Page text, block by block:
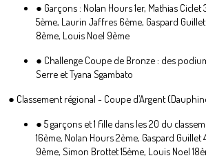
● Garçons : Nolan Hours 1er, Mathias
5ème, Laurin Jaffres 6ème, Gaspard
8ème, Louis Noel 9ème
● Challenge Coupe de Bronze : des
Serre et Tyana Sgambato
● Classement régional - Coupe d’Argent
● 5 garçons et 1 fille dans les 20 du
16ème, Nolan Hours 2ème, Gaspard
9ème, Simon Brottet 15ème, Louis Noel